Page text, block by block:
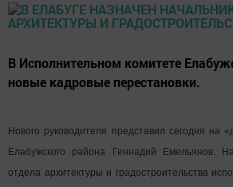
В Исполнительном комитете
новые кадровые перестановки.
Нового руководителя представил сегодня на
Елабужского района Геннадий Емельянов.
отдела архитектуры и градостроительства